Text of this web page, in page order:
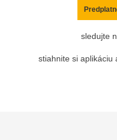
sledujte
stiahnite si aplikáciu